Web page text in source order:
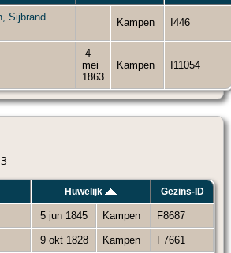
Sijbrand
Kampen I446
4
mei
1863
Kampen I11054
Huwelijk Gezins-ID
5 jun 1845 Kampen F8687
9 okt 1828 Kampen F7661